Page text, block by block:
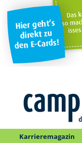
Karrieremagazin